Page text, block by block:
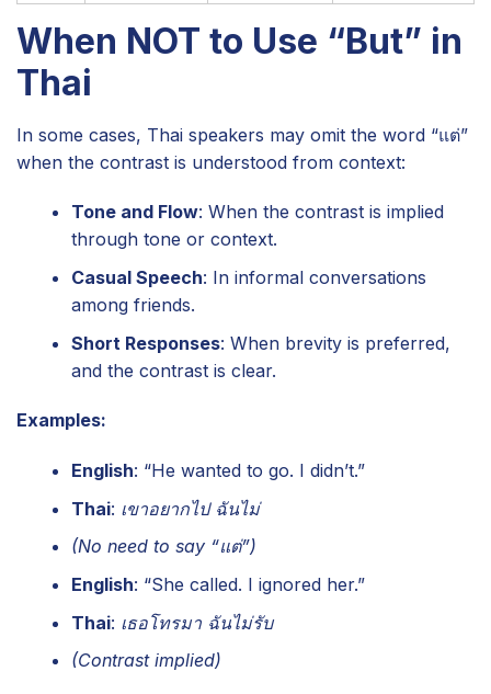
When NOT to Use “But” in
Thai
In some cases, Thai speakers may omit the word “แต่”
when the contrast is understood from context:
Tone and Flow: When the contrast is implied
through tone or context.
Casual Speech: In informal conversations
among friends.
Short Responses: When brevity is preferred,
and the contrast is clear.
Examples:
English: “He wanted to go. I didn’t.”
Thai: เขาอยากไป ฉันไม่
(No need to say “แต่”)
English: “She called. I ignored her.”
Thai: เธอโทรมา ฉันไม่รับ
(Contrast implied)